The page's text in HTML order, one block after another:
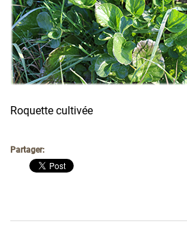
Roquette cultivée
Partager: